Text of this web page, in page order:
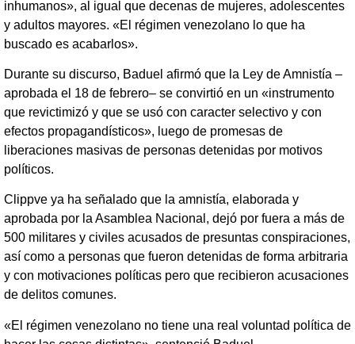
inhumanos», al igual que decenas de mujeres, adolescentes
y adultos mayores. «El régimen venezolano lo que ha
buscado es acabarlos».
Durante su discurso, Baduel afirmó que la Ley de Amnistía –
aprobada el 18 de febrero– se convirtió en un «instrumento
que revictimizó y que se usó con caracter selectivo y con
efectos propagandísticos», luego de promesas de
liberaciones masivas de personas detenidas por motivos
políticos.
Clippve ya ha señalado que la amnistía, elaborada y
aprobada por la Asamblea Nacional, dejó por fuera a más de
500 militares y civiles acusados de presuntas conspiraciones,
así como a personas que fueron detenidas de forma arbitraria
y con motivaciones políticas pero que recibieron acusaciones
de delitos comunes.
«El régimen venezolano no tiene una real voluntad política de